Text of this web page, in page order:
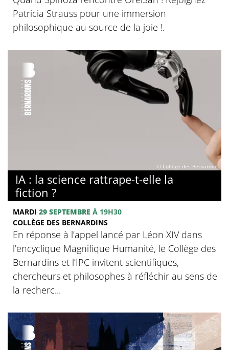
Patricia Strauss pour une immersion
philosophique au source de la joie !.
© Collège des Bernardins
IA : la science rattrape-t-elle la
fiction ?
MARDI 29 SEPTEMBRE À 19H30
COLLÈGE DES BERNARDINS
En réponse à l’appel lancé par Léon XIV dans
l’encyclique Magnifique Humanité, le Collège des
Bernardins et l’IPC invitent scientifiques,
chercheurs et philosophes à réfléchir au sens de
la recherc...